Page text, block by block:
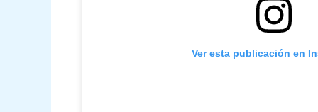
Ver esta publicación en